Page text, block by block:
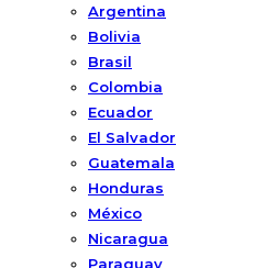
Argentina
Bolivia
Brasil
Colombia
Ecuador
El Salvador
Guatemala
Honduras
México
Nicaragua
Paraguay